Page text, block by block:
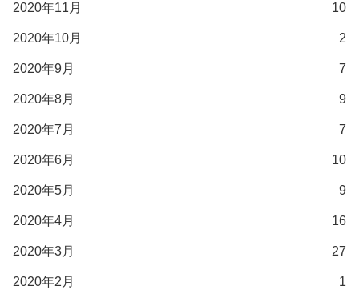
2020年11月 10
2020年10月 2
2020年9月 7
2020年8月 9
2020年7月 7
2020年6月 10
2020年5月 9
2020年4月 16
2020年3月 27
2020年2月 1